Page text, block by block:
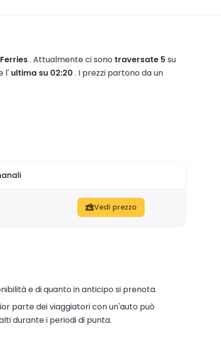
. Attualmente ci sono traversate 5 su
l' ultima su 02:20 . I prezzi partono da un
Vedi prezzo
e di quanto in anticipo si prenota.
parte dei viaggiatori con un'auto può
durante i periodi di punta.